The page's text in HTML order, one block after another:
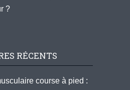
?
RÉCENTS
course à pied :